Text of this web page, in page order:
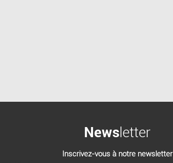
Newsletter
Inscrivez-vous à notre newsletter